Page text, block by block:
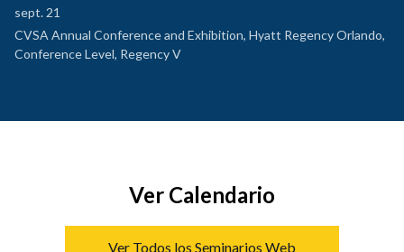
sept. 21
CVSA Annual Conference and Exhibition, Hyatt Regency Orlando,
Conference Level, Regency V
Ver Calendario
Ver Todos los Seminarios Web